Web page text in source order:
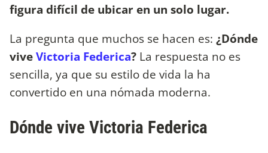
figura difícil de ubicar en un solo lugar.
La pregunta que muchos se hacen es: ¿Dónde
viveVictoria Federica? La respuesta no es
sencilla, ya que su estilo de vida la ha
convertido en una nómada moderna.
Dónde vive Victoria Federica